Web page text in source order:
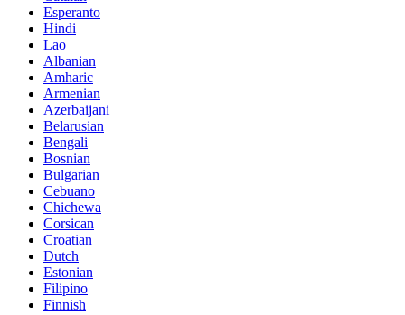
Esperanto
Hindi
Lao
Albanian
Amharic
Armenian
Azerbaijani
Belarusian
Bengali
Bosnian
Bulgarian
Cebuano
Chichewa
Corsican
Croatian
Dutch
Estonian
Filipino
Finnish